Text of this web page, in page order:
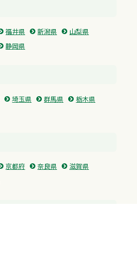
福井県 新潟県
山梨県
静岡県
埼玉県 群馬県
栃木県
京都府 奈良県
滋賀県